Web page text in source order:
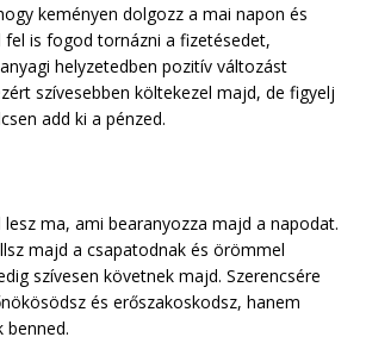
keményen dolgozz a mai napon és
fel is fogod tornázni a fizetésedet,
helyzetedben pozitív változást
szívesebben költekezel majd, de figyelj
add ki a pénzed.
lesz ma, ami bearanyozza majd a napodat.
majd a csapatodnak és örömmel
szívesen követnek majd. Szerencsére
és erőszakoskodsz, hanem
benned.